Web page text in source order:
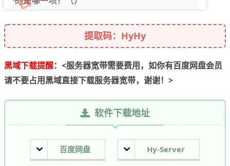
提取码：HyHy
黑域下载提醒： <服务器宽带需要费用，如你有百度网盘会员
请不要占用黑域直接下载服务器宽带，谢谢！>
软件下载地址
百度网盘 Hy-Server